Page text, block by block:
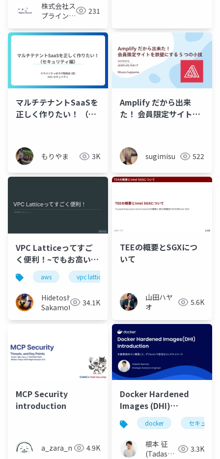
株式会社ス
プライン・
ク
231
マルチテナントSaaSを
正しく作りたい！ （セ
もりやま 3K
Amplify だから出来
た！ 会員限定サイトを
sugimisu 522
VPC Latticeってすご
く便利！~でもお高いん
でしょう…？~
aws vpc lattice
Hidetoshi
Sakamoto
34.1K
TEEの概要とSGXにつ
いて
山田ハヤ
オ
5.6K
MCP Security
introduction
a_zara_n 4.9K
Docker Hardened
Images (DHI)
Introduction 〜本番環
境向けに構築した、デ
フォルトで安全なコン
テナイメージ〜
docker セキュリテ
根本 征
(Tadashi
3.3K